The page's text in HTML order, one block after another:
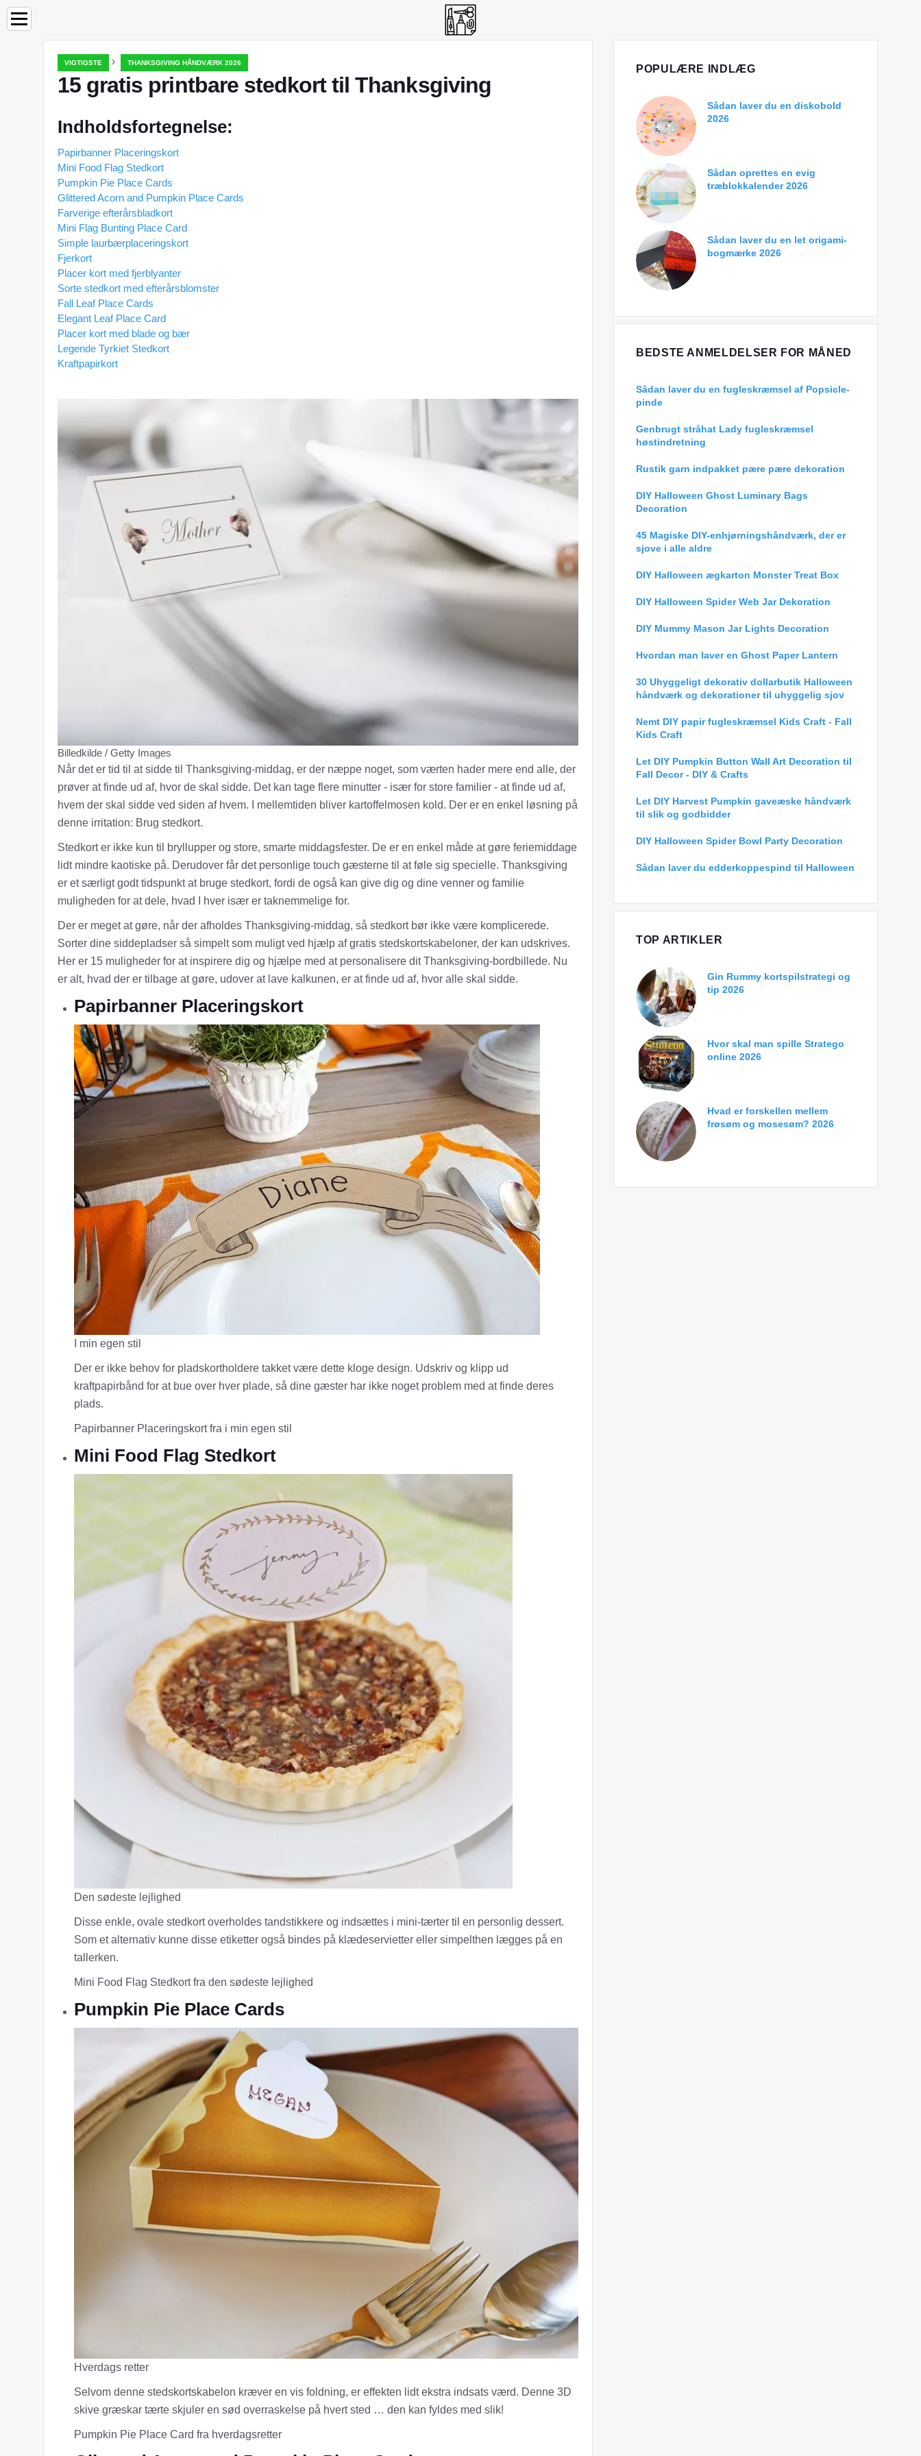
VIGTIGSTE › THANKSGIVING HÅNDVÆRK 2026
15 gratis printbare stedkort til Thanksgiving
Indholdsfortegnelse:
Papirbanner Placeringskort
Mini Food Flag Stedkort
Pumpkin Pie Place Cards
Glittered Acorn and Pumpkin Place Cards
Farverige efterårsbladkort
Mini Flag Bunting Place Card
Simple laurbærplaceringskort
Fjerkort
Placer kort med fjerblyanter
Sorte stedkort med efterårsblomster
Fall Leaf Place Cards
Elegant Leaf Place Card
Placer kort med blade og bær
Legende Tyrkiet Stedkort
Kraftpapirkort
Billedkilde / Getty Images
Når det er tid til at sidde til Thanksgiving-middag, er der næppe noget, som værten hader mere end alle, der
prøver at finde ud af, hvor de skal sidde. Det kan tage flere minutter - især for store familier - at finde ud af,
hvem der skal sidde ved siden af ​​hvem. I mellemtiden bliver kartoffelmosen kold. Der er en enkel løsning på
denne irritation: Brug stedkort.
Stedkort er ikke kun til bryllupper og store, smarte middagsfester. De er en enkel måde at gøre feriemiddage
lidt mindre kaotiske på. Derudover får det personlige touch gæsterne til at føle sig specielle. Thanksgiving
er et særligt godt tidspunkt at bruge stedkort, fordi de også kan give dig og dine venner og familie
muligheden for at dele, hvad I hver især er taknemmelige for.
Der er meget at gøre, når der afholdes Thanksgiving-middag, så stedkort bør ikke være komplicerede.
Sorter dine siddepladser så simpelt som muligt ved hjælp af gratis stedskortskabeloner, der kan udskrives.
Her er 15 muligheder for at inspirere dig og hjælpe med at personalisere dit Thanksgiving-bordbillede. Nu
er alt, hvad der er tilbage at gøre, udover at lave kalkunen, er at finde ud af, hvor alle skal sidde.
Papirbanner Placeringskort
I min egen stil
Der er ikke behov for pladskortholdere takket være dette kloge design. Udskriv og klipp ud
kraftpapirbånd for at bue over hver plade, så dine gæster har ikke noget problem med at finde deres
plads.
Papirbanner Placeringskort fra i min egen stil
Mini Food Flag Stedkort
Den sødeste lejlighed
Disse enkle, ovale stedkort overholdes tandstikkere og indsættes i mini-tærter til en personlig dessert.
Som et alternativ kunne disse etiketter også bindes på klædeservietter eller simpelthen lægges på en
tallerken.
Mini Food Flag Stedkort fra den sødeste lejlighed
Pumpkin Pie Place Cards
Hverdags retter
Selvom denne stedskortskabelon kræver en vis foldning, er effekten lidt ekstra indsats værd. Denne 3D
skive græskar tærte skjuler en sød overraskelse på hvert sted … den kan fyldes med slik!
Pumpkin Pie Place Card fra hverdagsretter
POPULÆRE INDLÆG
Sådan laver du en diskobold
2026
Sådan oprettes en evig
træblokkalender 2026
Sådan laver du en let origami-
bogmærke 2026
BEDSTE ANMELDELSER FOR MÅNED
Sådan laver du en fugleskræmsel af Popsicle-
pinde
Genbrugt stråhat Lady fugleskræmsel
høstindretning
Rustik garn indpakket pære pære dekoration
DIY Halloween Ghost Luminary Bags
Decoration
45 Magiske DIY-enhjørningshåndværk, der er
sjove i alle aldre
DIY Halloween ægkarton Monster Treat Box
DIY Halloween Spider Web Jar Dekoration
DIY Mummy Mason Jar Lights Decoration
Hvordan man laver en Ghost Paper Lantern
30 Uhyggeligt dekorativ dollarbutik Halloween
håndværk og dekorationer til uhyggelig sjov
Nemt DIY papir fugleskræmsel Kids Craft - Fall
Kids Craft
Let DIY Pumpkin Button Wall Art Decoration til
Fall Decor - DIY & Crafts
Let DIY Harvest Pumpkin gaveæske håndværk
til slik og godbidder
DIY Halloween Spider Bowl Party Decoration
Sådan laver du edderkoppespind til Halloween
TOP ARTIKLER
Gin Rummy kortspilstrategi og
tip 2026
Hvor skal man spille Stratego
online 2026
Hvad er forskellen mellem
frøsøm og mosesøm? 2026